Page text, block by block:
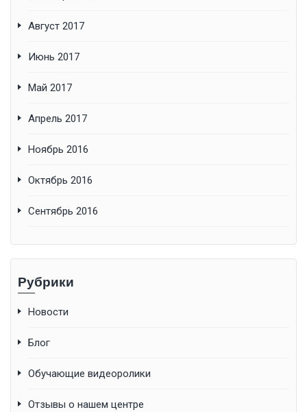
Август 2017
Июнь 2017
Май 2017
Апрель 2017
Ноябрь 2016
Октябрь 2016
Сентябрь 2016
Рубрики
Новости
Блог
Обучающие видеоролики
Отзывы о нашем центре